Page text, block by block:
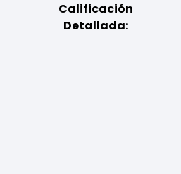
Calificación
Detallada: